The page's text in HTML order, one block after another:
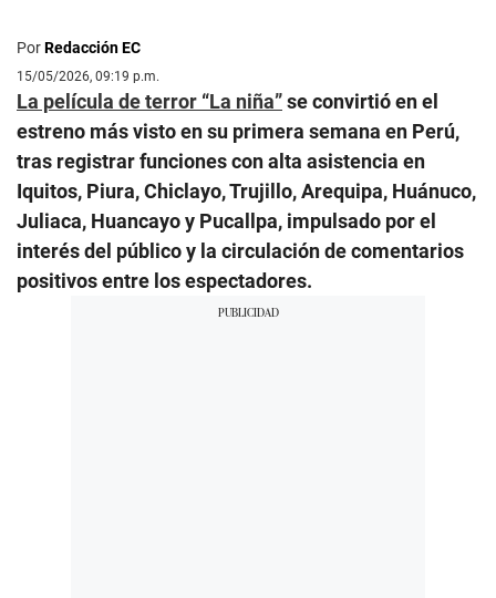
PorRedacción EC
15/05/2026, 09:19 p.m.
La película de terror “La niña”se convirtió en el
estreno más visto en su primera semana en Perú,
tras registrar funciones con alta asistencia en
Iquitos, Piura, Chiclayo, Trujillo, Arequipa, Huánuco,
Juliaca, Huancayo y Pucallpa, impulsado por el
interés del público y la circulación de comentarios
positivos entre los espectadores.